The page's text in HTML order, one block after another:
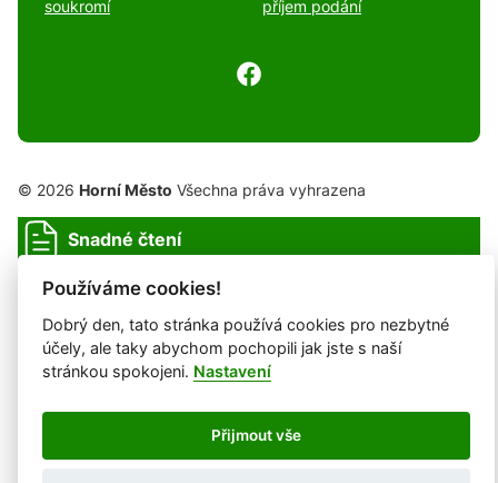
soukromí
příjem podání
© 2026 Horní Město Všechna práva vyhrazena
Snadné čtení
Prohlášení o ochraně soukromí
Mapa webu
Provozovatel: DigiDay Czech s.r.o.
Redakční systém QARO
Používáme cookies!
Dobrý den, tato stránka používá cookies pro nezbytné
účely, ale taky abychom pochopili jak jste s naší
stránkou spokojeni. Nastavení
Přijmout vše